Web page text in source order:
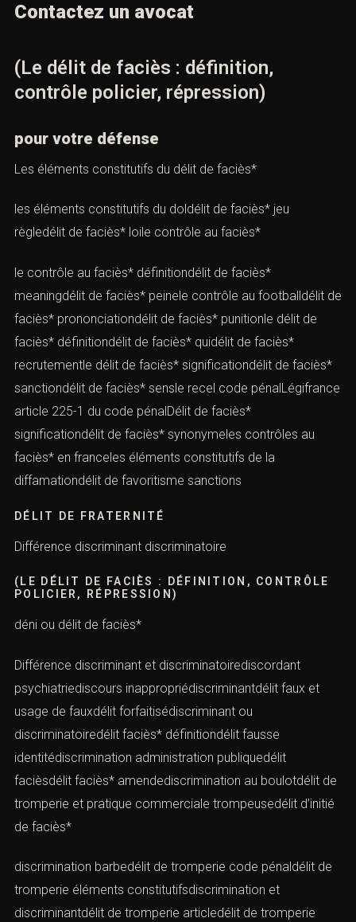
Contactez un avocat
(Le délit de faciès : définition,
contrôle policier, répression)
pour votre défense
Les éléments constitutifs du délit de faciès*
les éléments constitutifs du doldélit de faciès* jeu
règledélit de faciès* loile contrôle au faciès*
le contrôle au faciès* définitiondélit de faciès*
meaningdélit de faciès* peinele contrôle au footballdélit de
faciès* prononciationdélit de faciès* punitionle délit de
faciès* définitiondélit de faciès* quidélit de faciès*
recrutementle délit de faciès* significationdélit de faciès*
sanctiondélit de faciès* sensle recel code pénalLégifrance
article 225-1 du code pénalDélit de faciès*
significationdélit de faciès* synonymeles contrôles au
faciès* en franceles éléments constitutifs de la
diffamationdélit de favoritisme sanctions
DÉLIT DE FRATERNITÉ
Différence discriminant discriminatoire
(LE DÉLIT DE FACIÈS : DÉFINITION, CONTRÔLE
POLICIER, RÉPRESSION)
déni ou délit de faciès*
Différence discriminant et discriminatoirediscordant
psychiatriediscours inappropriédiscriminantdélit faux et
usage de fauxdélit forfaitisédiscriminant ou
discriminatoiredélit faciès* définitiondélit fausse
identitédiscrimination administration publiquedélit
facièsdélit faciès* amendediscrimination au boulotdélit de
tromperie et pratique commerciale trompeusedélit d’initié
de faciès*
discrimination barbedélit de tromperie code pénaldélit de
tromperie éléments constitutifsdiscrimination et
discriminantdélit de tromperie articledélit de tromperie